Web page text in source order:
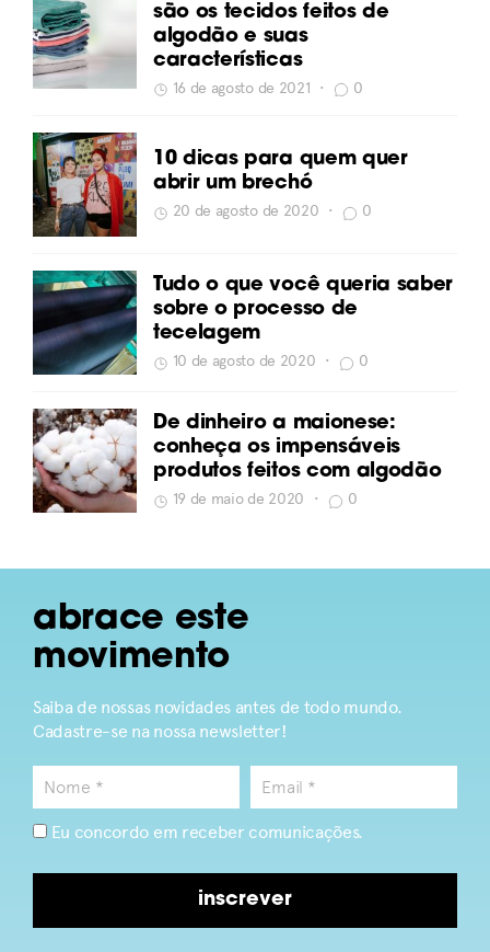
são os tecidos feitos de
algodão e suas
características
16 de agosto de 2021 • 0
10 dicas para quem quer
abrir um brechó
20 de agosto de 2020 • 0
Tudo o que você queria saber
sobre o processo de
tecelagem
10 de agosto de 2020 • 0
De dinheiro a maionese:
conheça os impensáveis
produtos feitos com algodão
19 de maio de 2020 • 0
abrace este
movimento
Saiba de nossas novidades antes de todo mundo.
Cadastre-se na nossa newsletter!
Eu concordo em receber comunicações.
inscrever